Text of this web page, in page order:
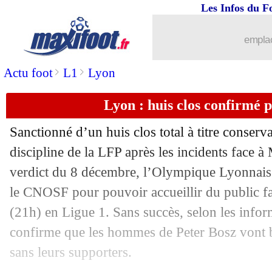
Actu foot> L1 > Lyon
Les Infos du
Lyon : huis clos confirmé
Sanctionné d’un huis clos total à titre
discipline de la LFP après les incidents face à
verdict du 8 décembre, l’Olympique
le CNOSF pour pouvoir accueillir du public
(21h) en Ligue 1. Sans succès, selon les
confirme que les hommes de Peter Bosz
sans leurs supporters.
: Metz-Montpellier, les compos
01/12 Barça: longue absence pour Roberto
01/12 Barça : Almeida, le PSG passe à
: l'option Mancini
01/12
01/12 Barça: Torres, ça sent bon !
01/12 Ballon d'Or: Ronaldo ne digère
01/12 Barça